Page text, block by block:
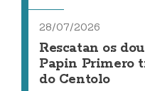
28/07/2026
Rescatan os
Papin Primero
do Centolo